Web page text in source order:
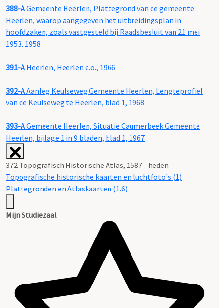
388-AGemeente Heerlen, Plattegrond van de gemeente
Heerlen, waarop aangegeven het uitbreidingsplan in
hoofdzaken, zoals vastgesteld bij Raadsbesluit van 21 mei
1953, 1958
391-AHeerlen, Heerlen e.o., 1966
392-AAanleg Keulseweg Gemeente Heerlen, Lengteprofiel
van de Keulseweg te Heerlen, blad 1, 1968
393-AGemeente Heerlen, Situatie Caumerbeek Gemeente
Heerlen, bijlage 1 in 9 bladen, blad 1, 1967
372 Topografisch Historische Atlas, 1587 - heden
Topografische historische kaarten en luchtfoto's (1)
Plattegronden en Atlaskaarten (1.6)
Mijn Studiezaal